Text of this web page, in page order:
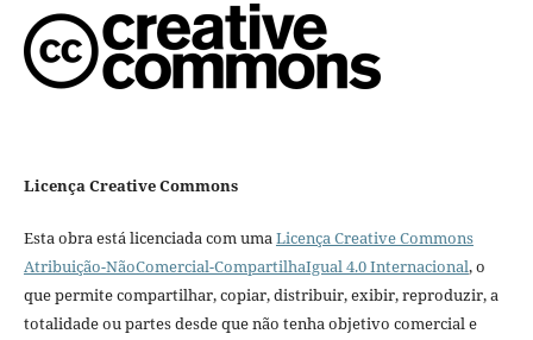
Licença Creative Commons
Esta obra está licenciada com umaLicença Creative Commons
Atribuição-NãoComercial-CompartilhaIgual 4.0 Internacional, o
que permite compartilhar, copiar, distribuir, exibir, reproduzir, a
totalidade ou partes desde que não tenha objetivo comercial e